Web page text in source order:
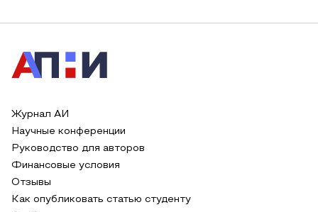
Журнал АИ
Научные конференции
Руководство для авторов
Финансовые условия
Отзывы
Как опубликовать статью студенту